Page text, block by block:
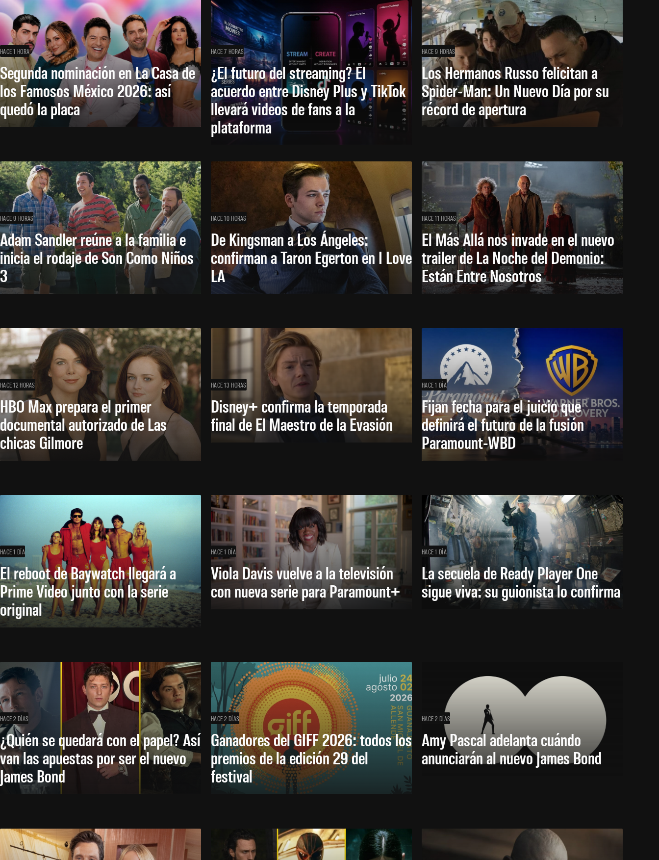
HACE 1 HORA
Segunda nominación en La Casa de
los Famosos México 2026: así
quedó la placa
HACE 7 HORAS
¿El futuro del streaming? El
acuerdo entre Disney Plus y TikTok
llevará videos de fans a la
plataforma
HACE 9 HORAS
Los Hermanos Russo felicitan a
Spider-Man: Un Nuevo Día por su
récord de apertura
HACE 9 HORAS
Adam Sandler reúne a la familia e
inicia el rodaje de Son Como Niños
3
HACE 10 HORAS
De Kingsman a Los Ángeles:
confirman a Taron Egerton en I Love
LA
HACE 11 HORAS
El Más Allá nos invade en el nuevo
trailer de La Noche del Demonio:
Están Entre Nosotros
HACE 12 HORAS
HBO Max prepara el primer
documental autorizado de Las
chicas Gilmore
HACE 13 HORAS
Disney+ confirma la temporada
final de El Maestro de la Evasión
HACE 1 DÍA
Fijan fecha para el juicio que
definirá el futuro de la fusión
Paramount-WBD
HACE 1 DÍA
El reboot de Baywatch llegará a
Prime Video junto con la serie
original
HACE 1 DÍA
Viola Davis vuelve a la televisión
con nueva serie para Paramount+
HACE 1 DÍA
La secuela de Ready Player One
sigue viva: su guionista lo confirma
HACE 2 DÍAS
¿Quién se quedará con el papel? Así
van las apuestas por ser el nuevo
James Bond
HACE 2 DÍAS
Ganadores del GIFF 2026: todos los
premios de la edición 29 del
festival
HACE 2 DÍAS
Amy Pascal adelanta cuándo
anunciarán al nuevo James Bond